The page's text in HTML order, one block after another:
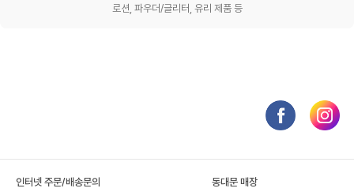
로션, 파우더/글리터, 유리 제품 등
인터넷 주문/배송문의 동대문 매장